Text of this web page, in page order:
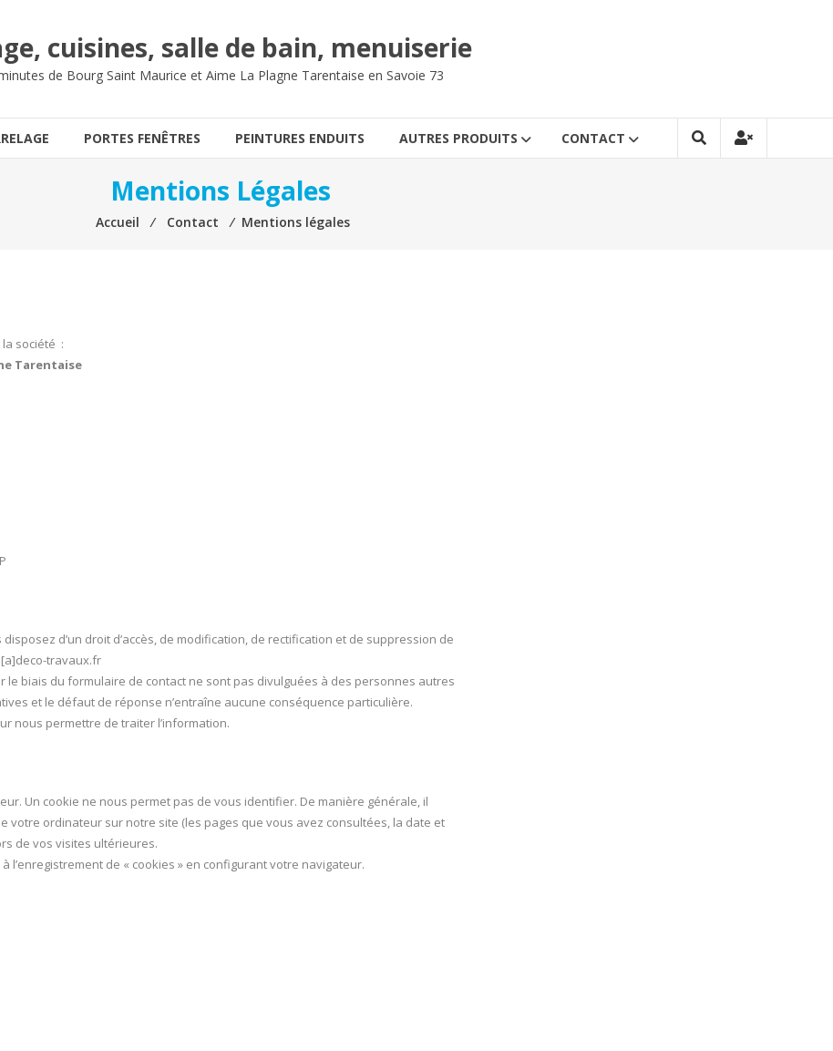
cuisines, salle de bain, menuiserie
de Bourg Saint Maurice et Aime La Plagne Tarentaise en Savoie 73
PORTES FENÊTRES PEINTURES ENDUITS AUTRES PRODUITS CONTACT
Mentions Légales
Accueil ⁄ Contact ⁄ Mentions légales
société :
Tarentaise
d’un droit d’accès, de modification, de rectification et de suppression de
travaux.fr
biais du formulaire de contact ne sont pas divulguées à des personnes autres
et le défaut de réponse n’entraîne aucune conséquence particulière.
nous permettre de traiter l’information.
Un cookie ne nous permet pas de vous identifier. De manière générale, il
votre ordinateur sur notre site (les pages que vous avez consultées, la date et
de vos visites ultérieures.
de « cookies » en configurant votre navigateur.